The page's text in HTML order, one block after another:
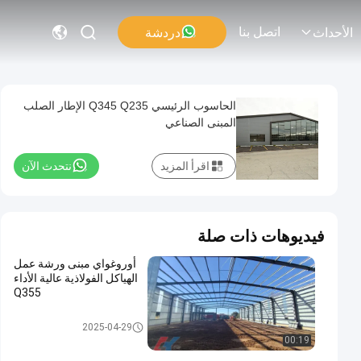
الأحداث اتصل بنا دردشة
الحاسوب الرئيسي Q345 Q235 الإطار الصلب
المبنى الصناعي
نتحدث الآن اقرأ المزيد
فيديوهات ذات صلة
00:19
أوروغواي مبنى ورشة عمل
الهياكل الفولاذية عالية الأداء
Q355
ورشة عمل الهياكل الفولاذية
2025-04-29